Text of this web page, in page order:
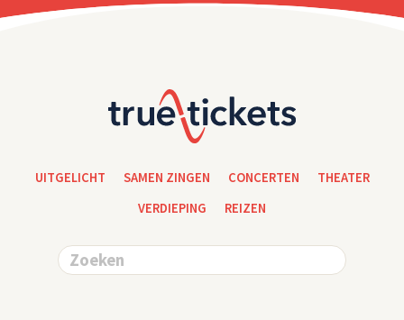
UITGELICHT SAMEN ZINGEN CONCERTEN
THEATER
VERDIEPING
REIZEN